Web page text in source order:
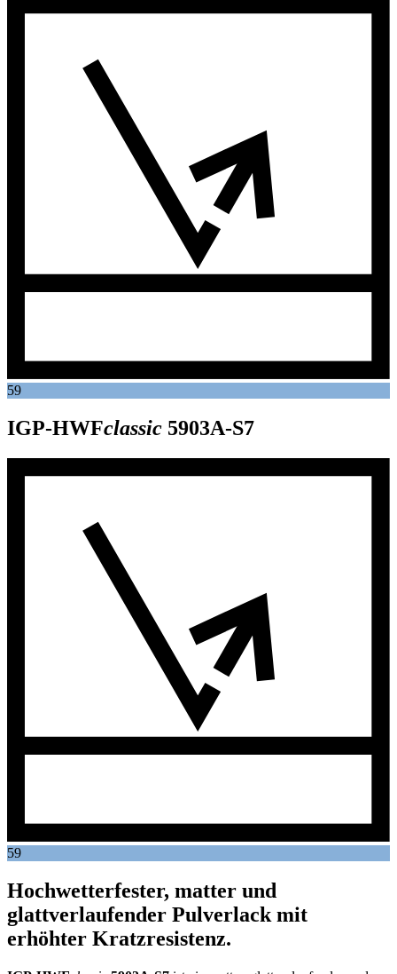
59
IGP-HWFclassic 5903A-S7
59
Hochwetterfester, matter und
glattverlaufender Pulverlack mit
erhöhter Kratzresistenz.